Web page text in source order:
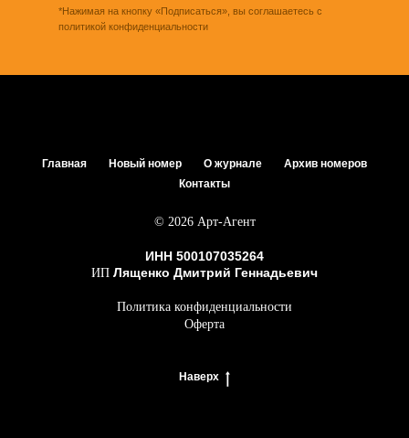
*Нажимая на кнопку «Подписаться», вы соглашаетесь с
политикой конфиденциальности
Главная Новый номер О журнале
Архив номеров
Контакты
© 2026 Арт-Агент
ИНН 500107035264
ИП Лященко Дмитрий Геннадьевич
Политика конфиденциальности
Оферта
Наверх